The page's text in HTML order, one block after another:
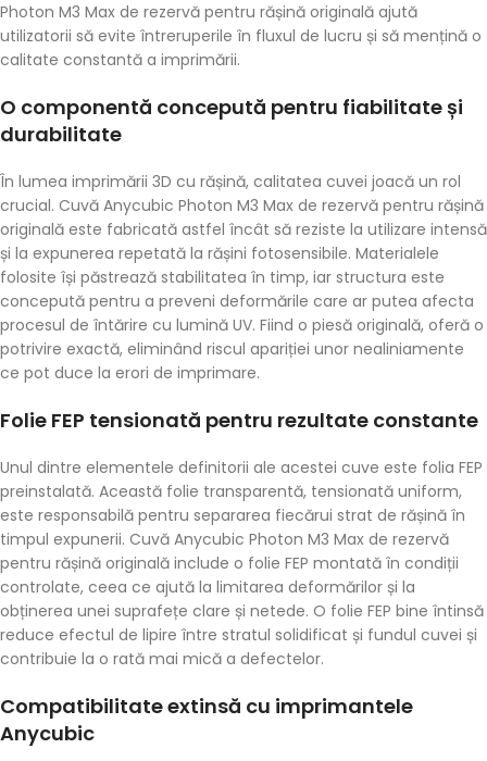
Photon M3 Max de rezervă pentru rășină originală ajută
utilizatorii să evite întreruperile în fluxul de lucru și să mențină o
calitate constantă a imprimării.
O componentă concepută pentru fiabilitate și
durabilitate
În lumea imprimării 3D cu rășină, calitatea cuvei joacă un rol
crucial. Cuvă Anycubic Photon M3 Max de rezervă pentru rășină
originală este fabricată astfel încât să reziste la utilizare intensă
și la expunerea repetată la rășini fotosensibile. Materialele
folosite își păstrează stabilitatea în timp, iar structura este
concepută pentru a preveni deformările care ar putea afecta
procesul de întărire cu lumină UV. Fiind o piesă originală, oferă o
potrivire exactă, eliminând riscul apariției unor nealiniamente
ce pot duce la erori de imprimare.
Folie FEP tensionată pentru rezultate constante
Unul dintre elementele definitorii ale acestei cuve este folia FEP
preinstalată. Această folie transparentă, tensionată uniform,
este responsabilă pentru separarea fiecărui strat de rășină în
timpul expunerii. Cuvă Anycubic Photon M3 Max de rezervă
pentru rășină originală include o folie FEP montată în condiții
controlate, ceea ce ajută la limitarea deformărilor și la
obținerea unei suprafețe clare și netede. O folie FEP bine întinsă
reduce efectul de lipire între stratul solidificat și fundul cuvei și
contribuie la o rată mai mică a defectelor.
Compatibilitate extinsă cu imprimantele
Anycubic